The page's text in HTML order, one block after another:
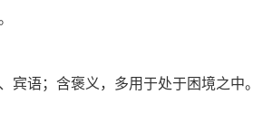
宾语；含褒义，多用于处于困境之中。